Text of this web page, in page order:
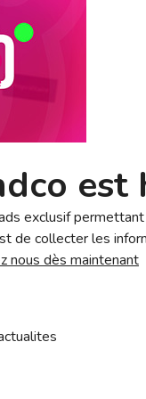
exclusif
de collecter les
nous dès maintenant